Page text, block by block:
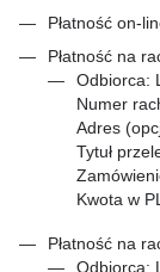
Płatność on-
Płatność na
Odbiorca:
Numer
Adres
Tytuł
Kwota w
Płatność na
Odbiorca: